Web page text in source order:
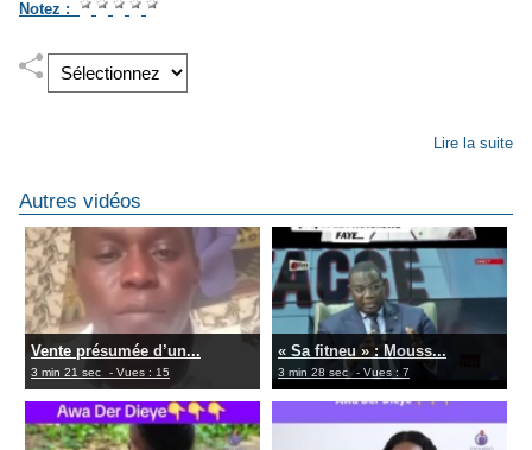
Notez :
Lire la suite
Autres vidéos
Vente présumée d’un...
3 min 21 sec - Vues : 15
« Sa fitneu » : Mouss...
3 min 28 sec - Vues : 7